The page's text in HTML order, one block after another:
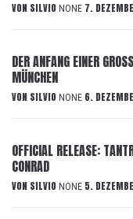
VON SILVIO NONE 7.
DER ANFANG EINER
MÜNCHEN
VON SILVIO NONE 6.
OFFICIAL RELEASE:
CONRAD
VON SILVIO NONE 5.